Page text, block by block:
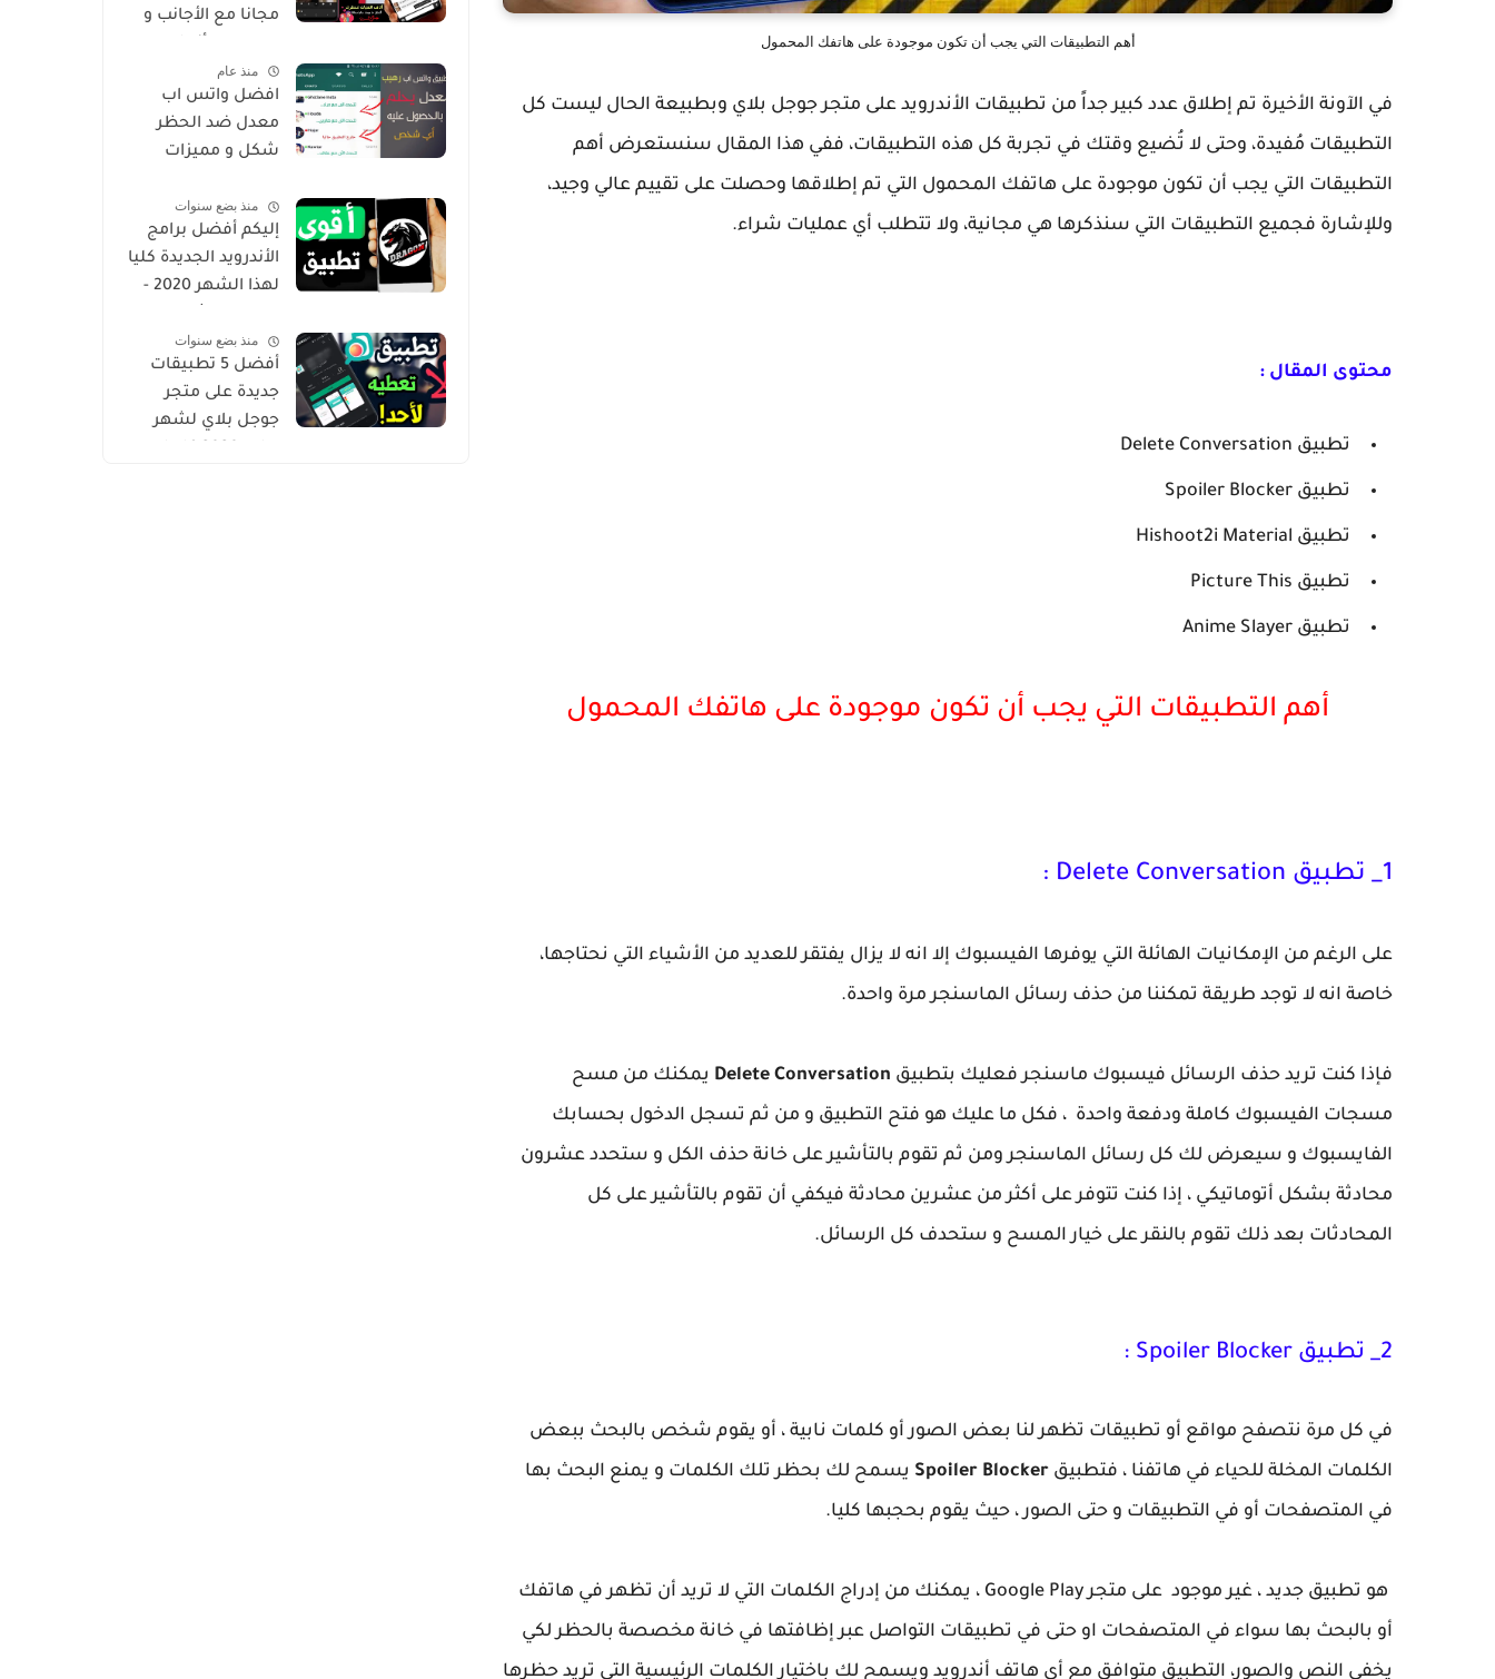
أهم التطبيقات التي يجب أن تكون موجودة على هاتفك المحمول
في الآونة الأخيرة تم إطلاق عدد كبير جداً من تطبيقات الأندرويد على متجر جوجل بلاي وبطبيعة الحال ليست كل
التطبيقات مُفيدة، وحتى لا تُضيع وقتك في تجربة كل هذه التطبيقات، ففي هذا المقال سنستعرض أهم
التطبيقات التي يجب أن تكون موجودة على هاتفك المحمول التي تم إطلاقها وحصلت على تقييم عالي وجيد،
وللإشارة فجميع التطبيقات التي سنذكرها هي مجانية، ولا تتطلب أي عمليات شراء.
محتوى المقال :
تطبيق Delete Conversation
تطبيق Spoiler Blocker
تطبيق Hishoot2i Material
تطبيق Picture This
تطبيق Anime Slayer
أهم التطبيقات التي يجب أن تكون موجودة على هاتفك المحمول
1_ تطبيق Delete Conversation :
على الرغم من الإمكانيات الهائلة التي يوفرها الفيسبوك إلا انه لا يزال يفتقر للعديد من الأشياء التي نحتاجها،
خاصة انه لا توجد طريقة تمكننا من حذف رسائل الماسنجر مرة واحدة.
فإذا كنت تريد حذف الرسائل فيسبوك ماسنجر فعليك بتطبيق Delete Conversation يمكنك من مسح
مسجات الفيسبوك كاملة ودفعة واحدة ، فكل ما عليك هو فتح التطبيق و من ثم تسجل الدخول بحسابك
الفايسبوك و سيعرض لك كل رسائل الماسنجر ومن ثم تقوم بالتأشير على خانة حذف الكل و ستحدد عشرون
محادثة بشكل أتوماتيكي ، إذا كنت تتوفر على أكثر من عشرين محادثة فيكفي أن تقوم بالتأشير على كل
المحادثات بعد ذلك تقوم بالنقر على خيار المسح و ستحدف كل الرسائل.
2_ تطبيق Spoiler Blocker :
في كل مرة نتصفح مواقع أو تطبيقات تظهر لنا بعض الصور أو كلمات نابية ، أو يقوم شخص بالبحث ببعض
الكلمات المخلة للحياء في هاتفنا ، فتطبيق Spoiler Blocker يسمح لك بحظر تلك الكلمات و يمنع البحث بها
في المتصفحات أو في التطبيقات و حتى الصور ، حيث يقوم بحجبها كليا.
هو تطبيق جديد ، غير موجود على متجر Google Play ، يمكنك من إدراج الكلمات التي لا تريد أن تظهر في هاتفك
أو بالبحث بها سواء في المتصفحات او حتى في تطبيقات التواصل عبر إظافتها في خانة مخصصة بالحظر لكي
يخفي النص والصور، التطبيق متوافق مع أي هاتف أندرويد ويسمح لك باختيار الكلمات الرئيسية التي تريد حظرها
مجانا مع الأجانب و
العالم
منذ عام
افضل واتس اب
معدل ضد الحظر
شكل و مميزات
Goldمنذ بضع سنوات
إليكم أفضل برامج
الأندرويد الجديدة كليا
لهذا الشهر 2020 -
حصري من أروع ما
شرحت
منذ بضع سنوات
أفضل 5 تطبيقات
جديدة على متجر
جوجل بلاي لشهر